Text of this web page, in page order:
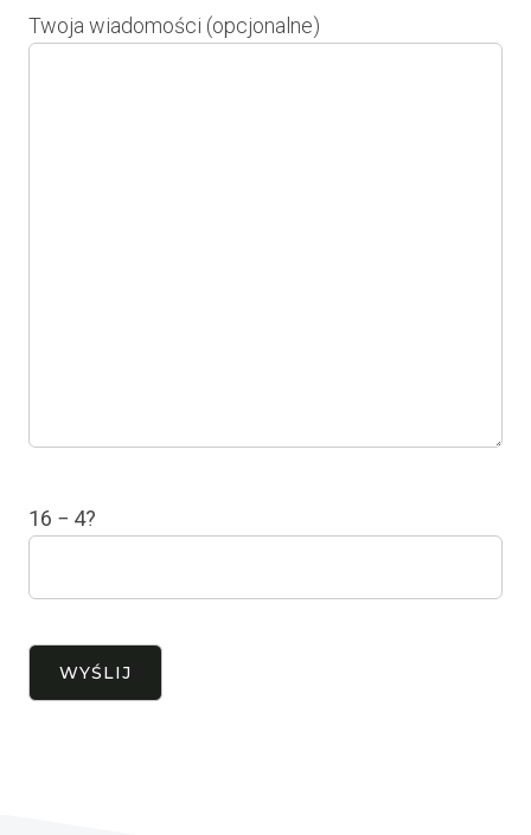
Twoja wiadomości (opcjonalne)
16 − 4?